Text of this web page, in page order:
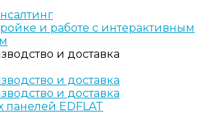
и работе с интерактивным
и доставка
и доставка
и доставка
панелей EDFLAT